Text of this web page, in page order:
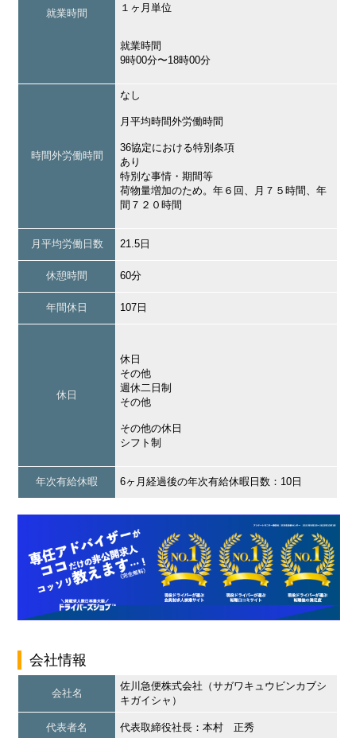
就業時間
１ヶ月単位
就業時間
9時00分〜18時00分
時間外労働時間
なし
月平均時間外労働時間
36協定における特別条項
あり
特別な事情・期間等
荷物量増加のため。年６回、月７５時間、年
間７２０時間
月平均労働日数 21.5日
休憩時間 60分
年間休日 107日
休日
休日
その他
週休二日制
その他
その他の休日
シフト制
年次有給休暇 6ヶ月経過後の年次有給休暇日数：10日
会社情報
会社名
佐川急便株式会社（サガワキュウビンカブシ
キガイシャ）
代表者名 代表取締役社長：本村 正秀